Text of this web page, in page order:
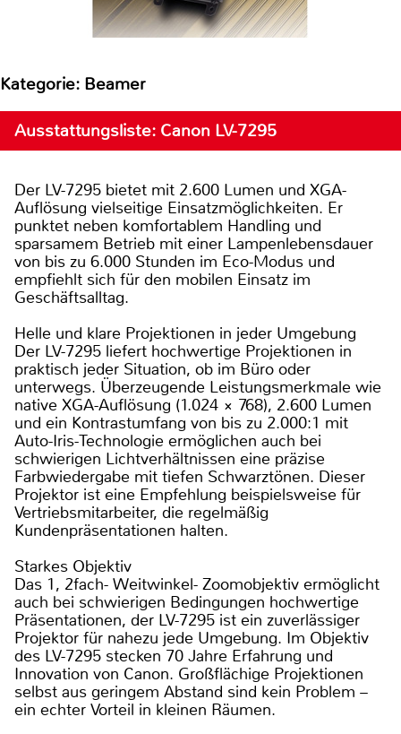
Kategorie: Beamer
Ausstattungsliste: Canon LV-7295
Der LV-7295 bietet mit 2.600 Lumen und XGA-
Auflösung vielseitige Einsatzmöglichkeiten. Er
punktet neben komfortablem Handling und
sparsamem Betrieb mit einer Lampenlebensdauer
von bis zu 6.000 Stunden im Eco-Modus und
empfiehlt sich für den mobilen Einsatz im
Geschäftsalltag.
Helle und klare Projektionen in jeder Umgebung
Der LV-7295 liefert hochwertige Projektionen in
praktisch jeder Situation, ob im Büro oder
unterwegs. Überzeugende Leistungsmerkmale wie
native XGA-Auflösung (1.024 × 768), 2.600 Lumen
und ein Kontrastumfang von bis zu 2.000:1 mit
Auto-Iris-Technologie ermöglichen auch bei
schwierigen Lichtverhältnissen eine präzise
Farbwiedergabe mit tiefen Schwarztönen. Dieser
Projektor ist eine Empfehlung beispielsweise für
Vertriebsmitarbeiter, die regelmäßig
Kundenpräsentationen halten.
Starkes Objektiv
Das 1, 2fach- Weitwinkel- Zoomobjektiv ermöglicht
auch bei schwierigen Bedingungen hochwertige
Präsentationen, der LV-7295 ist ein zuverlässiger
Projektor für nahezu jede Umgebung. Im Objektiv
des LV-7295 stecken 70 Jahre Erfahrung und
Innovation von Canon. Großflächige Projektionen
selbst aus geringem Abstand sind kein Problem –
ein echter Vorteil in kleinen Räumen.